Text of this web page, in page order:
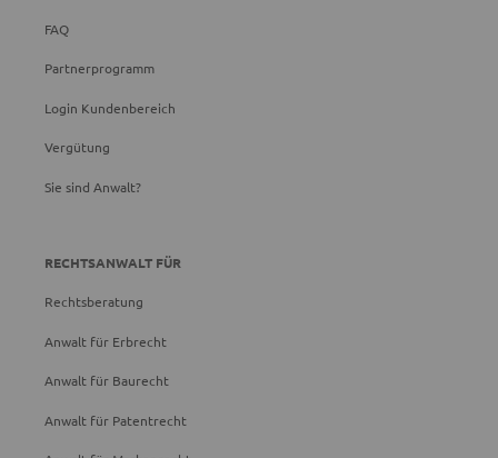
FAQ
Partnerprogramm
Login Kundenbereich
Vergütung
Sie sind Anwalt?
RECHTSANWALT FÜR
Rechtsberatung
Anwalt für Erbrecht
Anwalt für Baurecht
Anwalt für Patentrecht